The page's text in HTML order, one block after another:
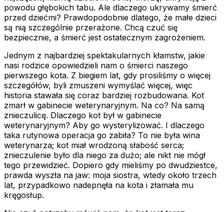
powodu głębokich tabu. Ale dlaczego ukrywamy śmierć
przed dziećmi? Prawdopodobnie dlatego, że małe dzieci
są nią szczególnie przerażone. Chcą czuć się
bezpiecznie, a śmierć jest ostatecznym zagrożeniem.
Jednym z najbardziej spektakularnych kłamstw, jakie
nasi rodzice opowiedzieli nam o śmierci naszego
pierwszego kota. Z biegiem lat, gdy prosiliśmy o więcej
szczegółów, byli zmuszeni wymyślać więcej, więc
historia stawała się coraz bardziej rozbudowana. Kot
zmarł w gabinecie weterynaryjnym. Na co? Na samą
znieczulicę. Dlaczego kot był w gabinecie
weterynaryjnym? Aby go wysterylizować. I dlaczego
taka rutynowa operacja go zabiła? To nie była wina
weterynarza; kot miał wrodzoną słabość serca;
znieczulenie było dla niego za dużo; ale nikt nie mógł
tego przewidzieć. Dopiero gdy mieliśmy po dwudziestce,
prawda wyszła na jaw: moja siostra, wtedy około trzech
lat, przypadkowo nadepnęła na kota i złamała mu
kręgosłup.